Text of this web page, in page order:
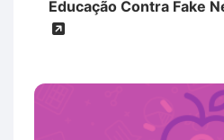
Educação Contra Fake